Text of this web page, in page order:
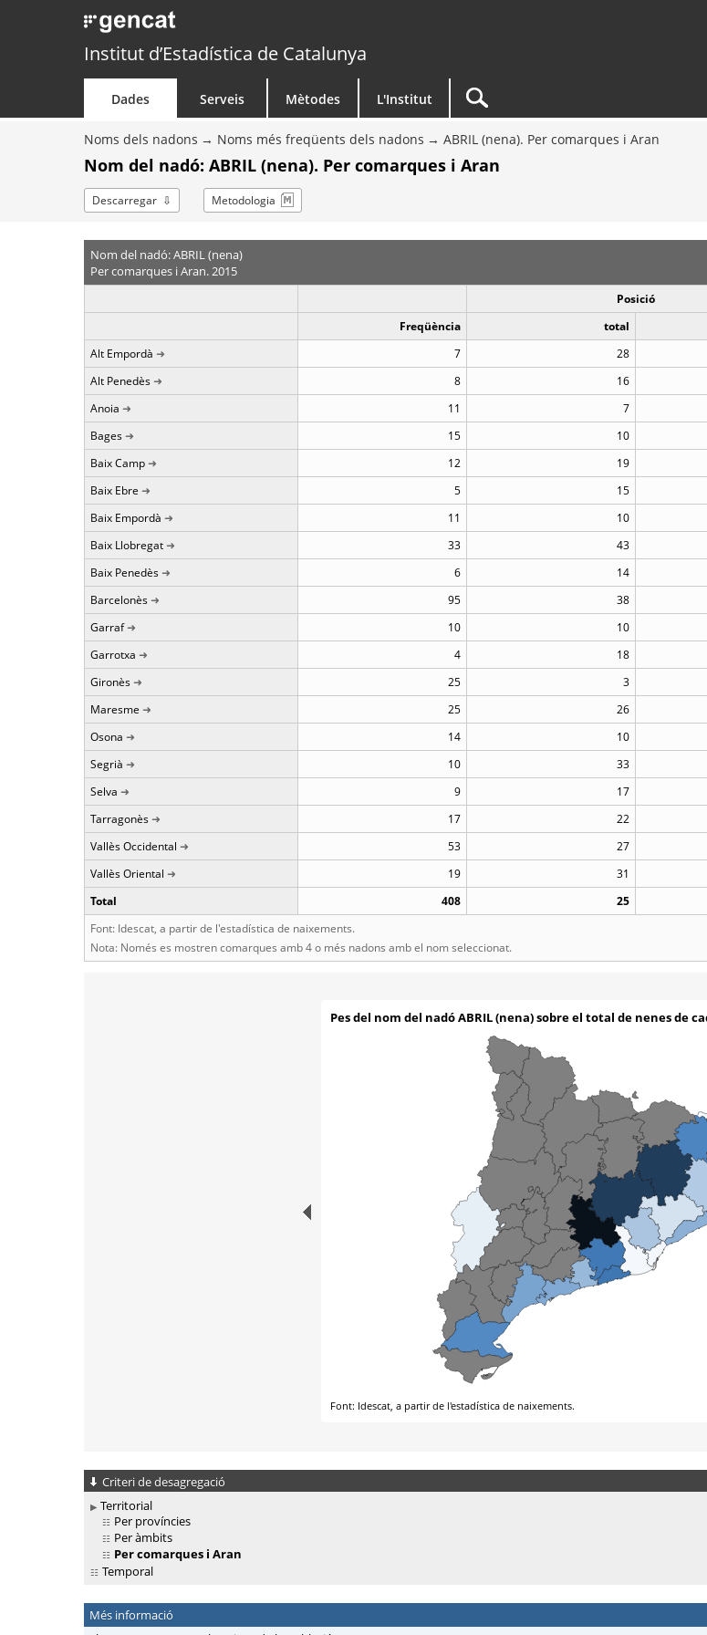
Institut d’Estadística de Catalunya
Dades Serveis Mètodes L'Institut
Noms dels nadons Noms més freqüents dels nadons ABRIL (nena). Per comarques i Aran
Nom del nadó: ABRIL (nena). Per comarques i Aran
Descarregar Metodologia
Nom del nadó: ABRIL (nena)
Per comarques i Aran. 2015
Posició
Freqüència
total
Alt Empordà
7 28
Alt Penedès
8 16
Anoia
11 7
Bages
15 10
Baix Camp
12 19
Baix Ebre
5 15
Baix Empordà
11 10
Baix Llobregat
33 43
Baix Penedès
6 14
Barcelonès
95 38
Garraf
10 10
Garrotxa
4 18
Gironès
25 3
Maresme
25 26
Osona
14 10
Segrià
10 33
Selva
9 17
Tarragonès
17 22
Vallès Occidental
53 27
Vallès Oriental
19 31
Total
408 25
Font: Idescat, a partir de l'estadística de naixements.
Nota: Només es mostren comarques amb 4 o més nadons amb el nom seleccionat.
Criteri de desagregació
Territorial
Per províncies
Per àmbits
Per comarques i Aran
Temporal
Més informació